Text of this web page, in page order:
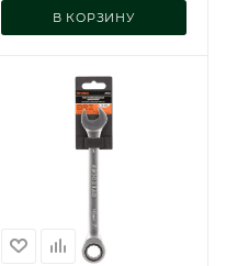
В КОРЗИНУ